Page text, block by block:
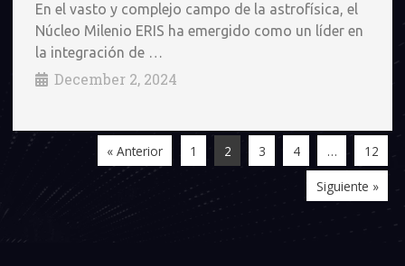
En el vasto y complejo campo de la astrofísica, el
Núcleo Milenio ERIS ha emergido como un líder en
la integración de …
December 2, 2024
« Anterior 1 2 3 4 … 12
Siguiente »